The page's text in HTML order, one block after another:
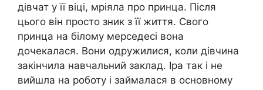
дівчат у її віці, мріяла про принца. Після
цього він просто зник з її життя. Свого
принца на білому мерседесі вона
дочекалася. Вони одружилися, коли дівчина
закінчила навчальний заклад. Іра так і не
вийшла на роботу і займалася в основному